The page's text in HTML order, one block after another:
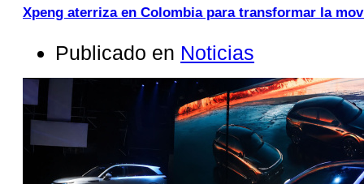
Xpeng aterriza en Colombia para transformar la
Publicado en Noticias